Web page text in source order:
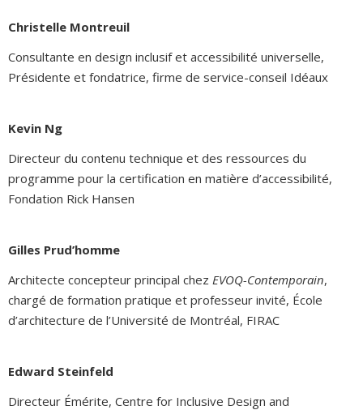
Christelle Montreuil
Consultante en design inclusif et accessibilité universelle,
Présidente et fondatrice, firme de service-conseil Idéaux
Kevin Ng
Directeur du contenu technique et des ressources du
programme pour la certification en matière d’accessibilité,
Fondation Rick Hansen
Gilles Prud’homme
Architecte concepteur principal chez EVOQ-Contemporain,
chargé de formation pratique et professeur invité, École
d’architecture de l’Université de Montréal, FIRAC
Edward Steinfeld
Directeur Émérite, Centre for Inclusive Design and